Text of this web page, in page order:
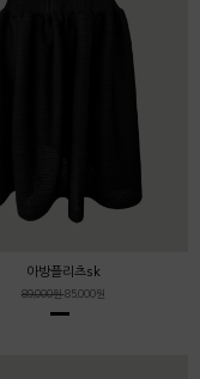
아방플리츠sk
89,000원85,000원